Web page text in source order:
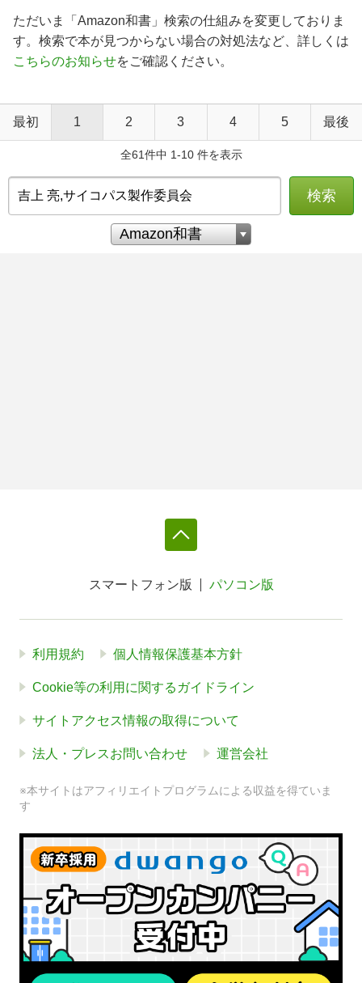
ただいま「Amazon和書」検索の仕組みを変更しておりま
す。検索で本が見つからない場合の対処法など、詳しくは
こちらのお知らせをご確認ください。
最初 1 2 3 4 5 最後
全61件中 1-10 件を表示
検索
スマートフォン版 パソコン版
利用規約 個人情報保護基本方針
Cookie等の利用に関するガイドライン
サイトアクセス情報の取得について
法人・プレスお問い合わせ 運営会社
※本サイトはアフィリエイトプログラムによる収益を得ていま
す